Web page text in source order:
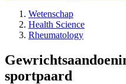
Wetenschap
Health Science
Rheumatology
sportpaard